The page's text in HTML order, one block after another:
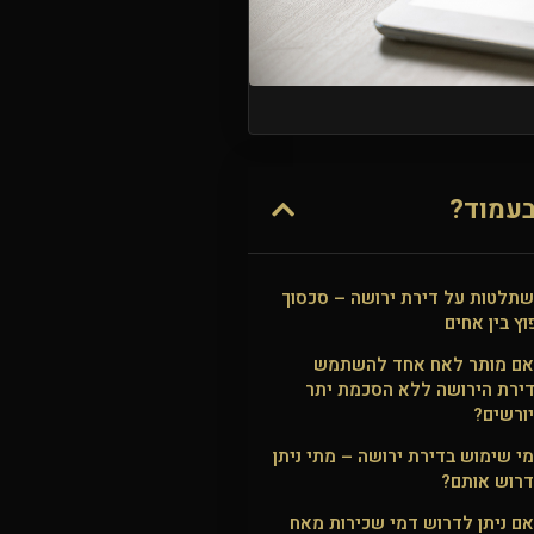
על דירת ירושה – סכסוך
בין אחים
מותר לאח אחד להשתמש
הירושה ללא הסכמת יתר
שימוש בדירת ירושה – מתי ניתן
אותם?
ניתן לדרוש דמי שכירות מאח